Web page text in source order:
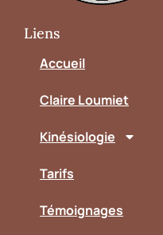
Liens
Accueil
Claire Loumiet
Kinésiologie
Tarifs
Témoignages